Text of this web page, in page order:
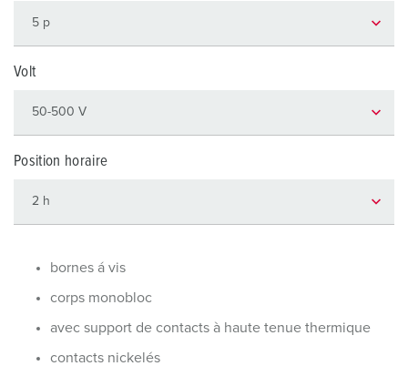
Volt
Position horaire
bornes á vis
corps monobloc
avec support de contacts à haute tenue thermique
contacts nickelés